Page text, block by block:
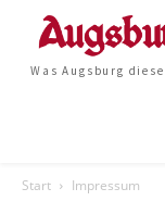
Was Augsburg
Start Impressum